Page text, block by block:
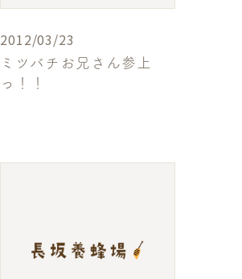
2012/03/23
ミツバチお兄さん参上
っ！！